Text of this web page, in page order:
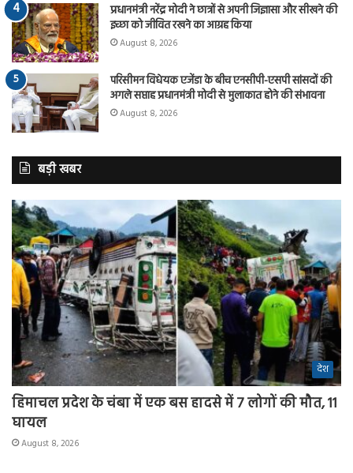
प्रधानमंत्री नरेंद्र मोदी ने छात्रों से अपनी जिज्ञासा और सीखने की
इच्छा को जीवित रखने का आग्रह किया
August 8, 2026
परिसीमन विधेयक एजेंडा के बीच एनसीपी-एसपी सांसदों की
अगले सप्ताह प्रधानमंत्री मोदी से मुलाकात होने की संभावना
August 8, 2026
बड़ी खबर
देश
हिमाचल प्रदेश के चंबा में एक बस हादसे में 7 लोगों की मौत, 11
घायल
August 8, 2026